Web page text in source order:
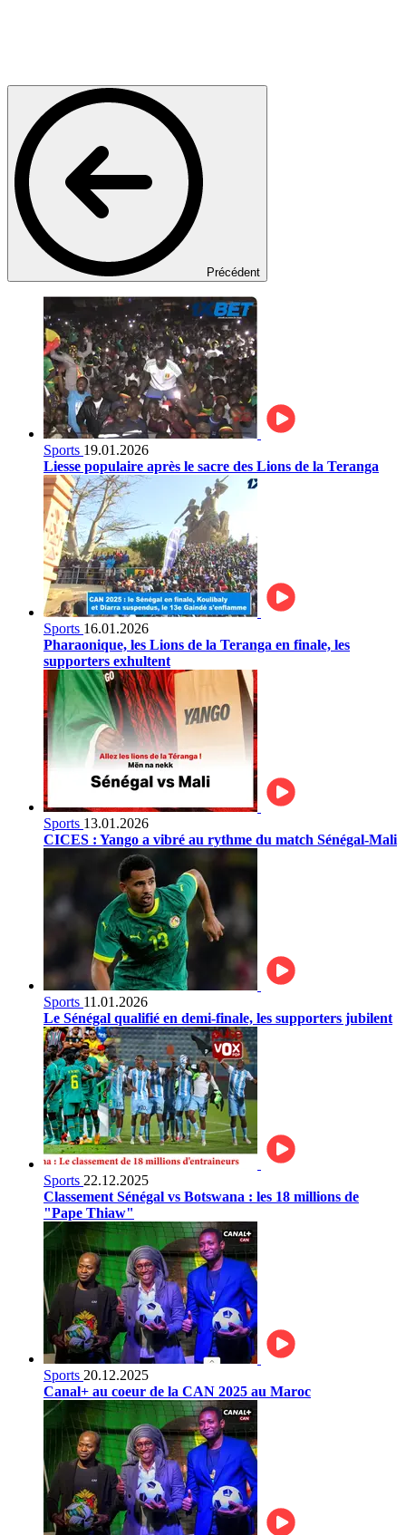
Précédent
Sports 19.01.2026
Liesse populaire après le sacre des Lions de la Teranga
Sports 16.01.2026
Pharaonique, les Lions de la Teranga en finale, les
supporters exhultent
Sports 13.01.2026
CICES : Yango a vibré au rythme du match Sénégal-Mali
Sports 11.01.2026
Le Sénégal qualifié en demi-finale, les supporters jubilent
Sports 22.12.2025
Classement Sénégal vs Botswana : les 18 millions de
"Pape Thiaw"
Sports 20.12.2025
Canal+ au coeur de la CAN 2025 au Maroc